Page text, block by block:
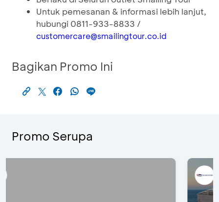
Untuk pemesanan & informasi lebih lanjut,
hubungi 0811-933-8833 /
customercare@smailingtour.co.id
Bagikan Promo Ini
Promo Serupa